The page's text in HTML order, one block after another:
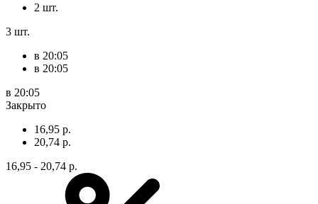
2 шт.
3 шт.
в 20:05
в 20:05
в 20:05
Закрыто
16,95 р.
20,74 р.
16,95 - 20,74 р.